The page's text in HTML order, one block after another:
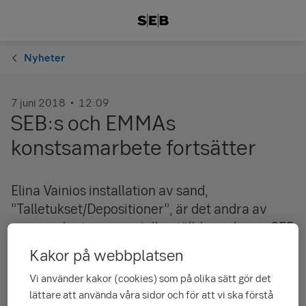
Nyheter
7 juni 2018 12:09
SEB:s och EMMAs
konstsamarbete fortsätter
Elina Vainios installation av sand,
”Talletukset/Depositioner”, är det andra av
sammanlagt sex specialbeställda verk som SEB
och EMMA i samarbete kommer att visa under
en treårsperiod.
Elina Vainio arbetar med olika material och tekniker. Hennes
Kakor på webbplatsen
Vi använder kakor (cookies) som på olika sätt gör det
lättare att använda våra sidor och för att vi ska förstå